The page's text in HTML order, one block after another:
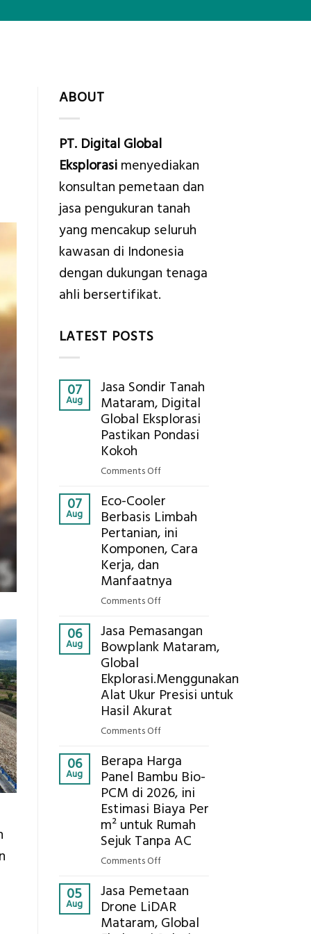
ABOUT
PT. Digital Global
Eksplorasimenyediakan
konsultan pemetaan dan
jasa pengukuran tanah
yang mencakup seluruh
kawasan di Indonesia
dengan dukungan tenaga
ahli bersertifikat.
LATEST POSTS
07
Aug
Jasa Sondir Tanah
Mataram, Digital
Global Eksplorasi
Pastikan Pondasi
Kokoh
Comments Offon
Sondir
Tanah
Mataram,
Digital
Eksplorasi
Pastikan
07
Aug
Eco-Cooler
Berbasis Limbah
Pertanian, ini
Komponen, Cara
Kerja, dan
Manfaatnya
Comments Offon
Cooler
Berbasis
Pertanian,
ini
Komponen,
Manfaatnya
06
Aug
Jasa Pemasangan
Bowplank Mataram,
Global
Ekplorasi.Menggunakan
Alat Ukur Presisi untuk
Hasil Akurat
Comments Offon
Pemasangan
Bowplank
Mataram,
Global
Ekplorasi.Menggunakan
Alat
untuk
Hasil
Akurat
06
Aug
Berapa Harga
Panel Bambu Bio-
PCM di 2026, ini
Estimasi Biaya Per
m² untuk Rumah
Sejuk Tanpa AC
Comments Offon
Harga
Panel
Bambu
05
Aug
Jasa Pemetaan
Drone LiDAR
Mataram, Global